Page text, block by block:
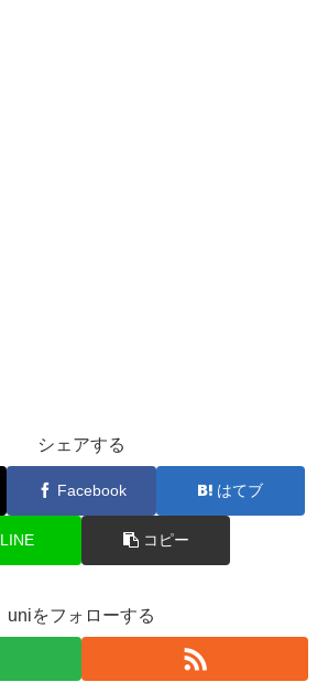
シェアする
Facebook はてブ
LINE コピー
uniをフォローする